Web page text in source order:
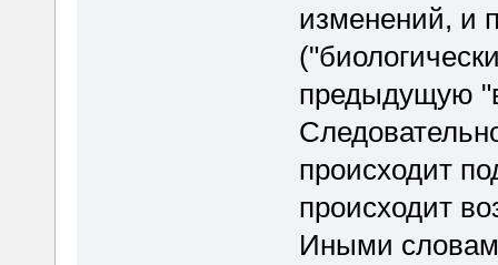
изменений, и
предыдущую
происходит
происходит
Иными